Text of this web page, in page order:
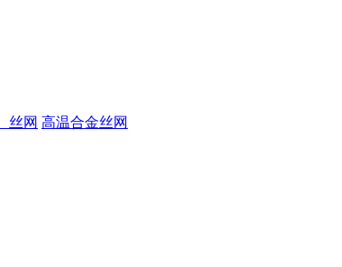
丝网 高温合金丝网